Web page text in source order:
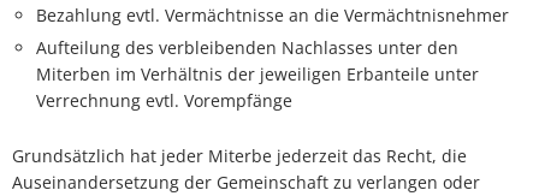
Bezahlung evtl. Vermächtnisse an die Vermächtnisnehmer
Aufteilung des verbleibenden Nachlasses unter den
Miterben im Verhältnis der jeweiligen Erbanteile unter
Verrechnung evtl. Vorempfänge
Grundsätzlich hat jeder Miterbe jederzeit das Recht, die
Auseinandersetzung der Gemeinschaft zu verlangen oder